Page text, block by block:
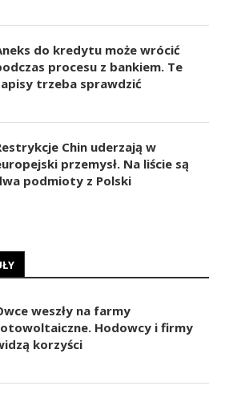
do kredytu może wrócić
procesu z bankiem. Te
trzeba sprawdzić
Chin uderzają w
przemysł. Na liście są
podmioty z Polski
weszły na farmy
Hodowcy i firmy
korzyści